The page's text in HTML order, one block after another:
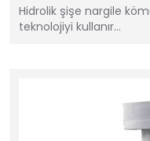
Hidrolik şişe nargile
teknolojiyi kullanır…